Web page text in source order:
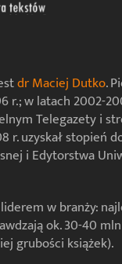
dr Maciej Dutko.
r.; w latach 2002-
Telegazety i
r. uzyskał stopień
i Edytorstwa
w branży:
ok. 30-40
grubości książek).